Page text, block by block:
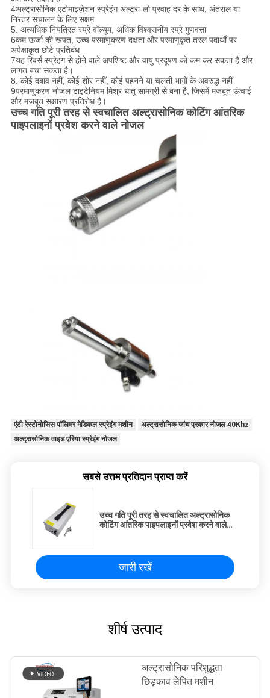
4अल्ट्रासोनिक एटोमाइज़ेशन स्प्रेइंग अल्ट्रा-लो प्रवाह दर के साथ, अंतराल या
निरंतर संचालन के लिए सक्षम
5. अत्यधिक नियंत्रित स्प्रे वॉल्यूम, अधिक विश्वसनीय स्प्रे गुणवत्ता
6कम ऊर्जा की खपत, उच्च परमाणुकरण दक्षता और परमाणुकृत तरल पदार्थों पर
अपेक्षाकृत छोटे प्रतिबंध
7यह रिवर्स स्प्रेइंग से होने वाले अपशिष्ट और वायु प्रदूषण को कम कर सकता है और
लागत बचा सकता है।
8. कोई दबाव नहीं, कोई शोर नहीं, कोई पहनने या चलती भागों के अवरुद्ध नहीं
9परमाणुकरण नोजल टाइटेनियम मिश्र धातु सामग्री से बना है, जिसमें मजबूत ऊंचाई
और मजबूत संक्षारण प्रतिरोध है।
उच्च गति पूरी तरह से स्वचालित अल्ट्रासोनिक कोटिंग आंतरिक
पाइपलाइनों प्रवेश करने वाले नोजल
एंटी रेस्टोनोसिस पॉलिमर मेडिकल स्प्रेइंग मशीन
अल्ट्रासोनिक जांच प्रकार नोजल 40Khz
अल्ट्रासोनिक वाइड एरिया स्प्रेइंग नोजल
सबसे उत्तम प्रतिदान प्राप्त करें
उच्च गति पूरी तरह से स्वचालित अल्ट्रासोनिक
कोटिंग आंतरिक पाइपलाइनों प्रवेश करने वाले
जारी रखें
शीर्ष उत्पाद
अल्ट्रासोनिक परिशुद्धता
छिड़काव लेपित मशीन